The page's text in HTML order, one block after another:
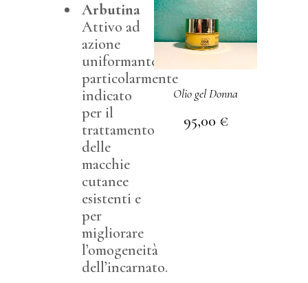
Arbutina
Attivo ad
azione
uniformante,
particolarmente
indicato
per il
trattamento
delle
macchie
cutanee
esistenti e
per
migliorare
l’omogeneità
dell’incarnato.
Olio gel Donna
95,00 €